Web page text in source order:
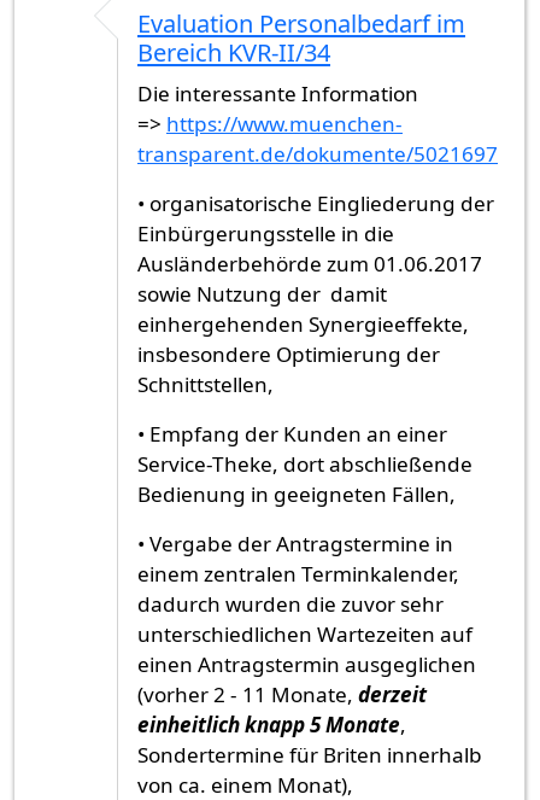
Evaluation Personalbedarf im
Bereich KVR-II/34
Die interessante Information
=> https://www.muenchen-
transparent.de/dokumente/5021697
• organisatorische Eingliederung der
Einbürgerungsstelle in die
Ausländerbehörde zum 01.06.2017
sowie Nutzung der damit
einhergehenden Synergieeffekte,
insbesondere Optimierung der
Schnittstellen,
• Empfang der Kunden an einer
Service-Theke, dort abschließende
Bedienung in geeigneten Fällen,
• Vergabe der Antragstermine in
einem zentralen Terminkalender,
dadurch wurden die zuvor sehr
unterschiedlichen Wartezeiten auf
einen Antragstermin ausgeglichen
(vorher 2 - 11 Monate, derzeit
einheitlich knapp 5 Monate,
Sondertermine für Briten innerhalb
von ca. einem Monat),